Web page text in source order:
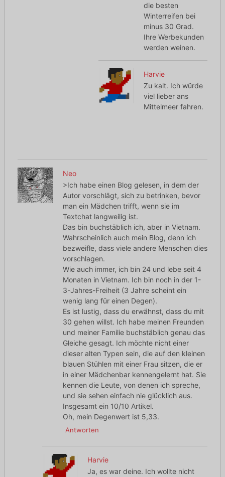
die besten
Winterreifen bei
minus 30 Grad.
Ihre Werbekunden
werden weinen.
Harvie
Zu kalt. Ich würde
viel lieber ans
Mittelmeer fahren.
Neo
>Ich habe einen Blog gelesen, in dem der
Autor vorschlägt, sich zu betrinken, bevor
man ein Mädchen trifft, wenn sie im
Textchat langweilig ist.
Das bin buchstäblich ich, aber in Vietnam.
Wahrscheinlich auch mein Blog, denn ich
bezweifle, dass viele andere Menschen dies
vorschlagen.
Wie auch immer, ich bin 24 und lebe seit 4
Monaten in Vietnam. Ich bin noch in der 1-
3-Jahres-Freiheit (3 Jahre scheint ein
wenig lang für einen Degen).
Es ist lustig, dass du erwähnst, dass du mit
30 gehen willst. Ich habe meinen Freunden
und meiner Familie buchstäblich genau das
Gleiche gesagt. Ich möchte nicht einer
dieser alten Typen sein, die auf den kleinen
blauen Stühlen mit einer Frau sitzen, die er
in einer Mädchenbar kennengelernt hat. Sie
kennen die Leute, von denen ich spreche,
und sie sehen einfach nie glücklich aus.
Insgesamt ein 10/10 Artikel.
Oh, mein Degenwert ist 5,33.
Antworten
Harvie
Ja, es war deine. Ich wollte nicht